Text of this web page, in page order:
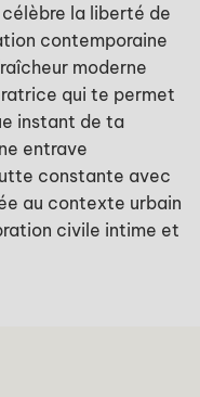
la liberté de
contemporaine
moderne
qui te permet
instant de ta
entrave
constante avec
au contexte urbain
civile intime et